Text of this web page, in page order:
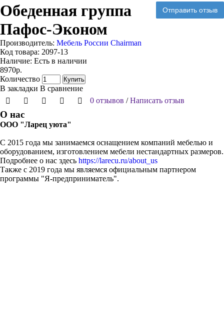
Отправить отзыв
Обеденная группа
Пафос-Эконом
Производитель: Мебель России Chairman
Код товара: 2097-13
Наличие: Есть в наличии
8970р.
Количество
Купить
В закладки В сравнение
0 отзывов /Написать отзыв
О нас
ООО "Ларец уюта"
С 2015 года мы занимаемся оснащением компаний мебелью и
оборудованием, изготовлением мебели нестандартных размеров.
Подробнее о нас здесь https://larecu.ru/about_us
Также с 2019 года мы являемся официальным партнером
программы "Я-предприниматель".